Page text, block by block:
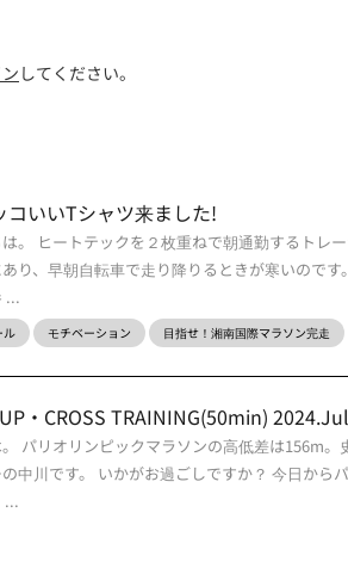
してください。
コいいTシャツ来ました!
。 ヒートテックを２枚重ねで朝通勤するトレ
り、早朝自転車で走り降りるときが寒いので
...
ル モチベーション 目指せ！湘南国際マラソン完走
・CROSS TRAINING(50min)
パリオリンピックマラソンの高低差は156m。
中川です。 いかがお過ごしですか？ 今日から
...